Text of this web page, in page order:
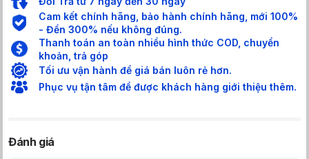
Cam kết chính hãng, bảo hành chính hãng, mới 100%
- Đền 300% nếu không đúng.
Thanh toán an toàn nhiều hình thức COD, chuyển
khoản, trả góp
Tối ưu vận hành để giá bán luôn rẻ hơn.
Phục vụ tận tâm để được khách hàng giới thiệu thêm.
Đánh giá